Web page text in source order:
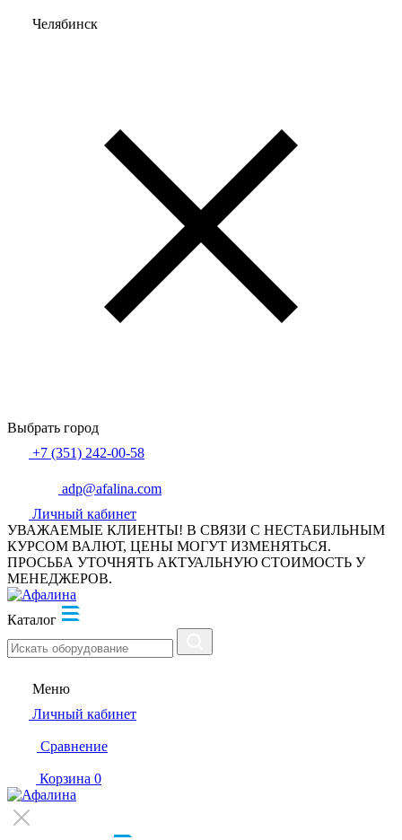
Челябинск
Выбрать город
+7 (351) 242-00-58
adp@afalina.com
Личный кабинет
УВАЖАЕМЫЕ КЛИЕНТЫ! В СВЯЗИ С НЕСТАБИЛЬНЫМ
КУРСОМ ВАЛЮТ, ЦЕНЫ МОГУТ ИЗМЕНЯТЬСЯ.
ПРОСЬБА УТОЧНЯТЬ АКТУАЛЬНУЮ СТОИМОСТЬ У
МЕНЕДЖЕРОВ.
Каталог
Меню
Личный кабинет
Сравнение
Корзина 0